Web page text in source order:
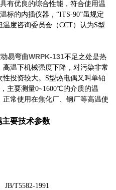
有优良的综合性能，符合使用温
标的内插仪器，“ITS-90”虽规定
度咨询委员会（CCT）认为S型
易弯曲WRPK-131不足之处是热
温下机械强度下降，对污染非常
投资较大。S型热电偶又叫单铂
主要测量0~1600℃的介质的温
常使用在焦化厂、钢厂等高温使
主要技术参数
JB/T5582-1991